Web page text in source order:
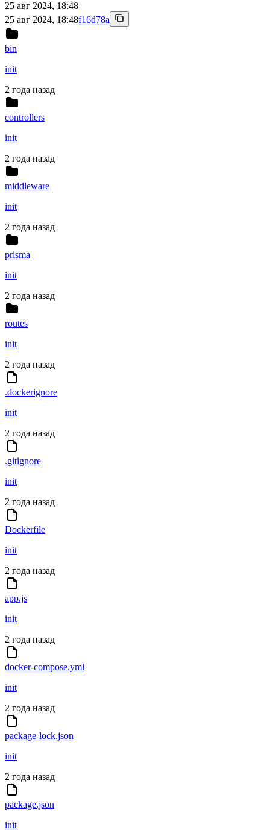
25 авг 2024, 18:48
25 авг 2024, 18:48f16d78a
bin
init
2 года назад
controllers
init
2 года назад
middleware
init
2 года назад
prisma
init
2 года назад
routes
init
2 года назад
.dockerignore
init
2 года назад
.gitignore
init
2 года назад
Dockerfile
init
2 года назад
app.js
init
2 года назад
docker-compose.yml
init
2 года назад
package-lock.json
init
2 года назад
package.json
init